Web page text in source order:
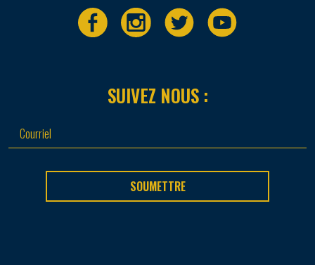
SUIVEZ NOUS :
SOUMETTRE